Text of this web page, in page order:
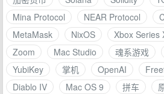
Mina Protocol
NEAR Protocol
MetaMask
NixOS Xbox Series
Zoom
Mac Studio 魂系游戏
YubiKey
掌机 OpenAI
Diablo IV
Mac OS 9 拼车